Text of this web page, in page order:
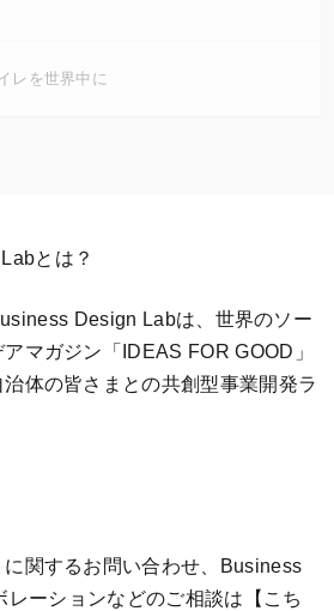
レを世界中に
とは？
Design Labは、世界のソー
マガジン「IDEAS FOR GOOD」
体の皆さまとの共創型事業開発ラ
関するお問い合わせ、Business
レーションなどのご相談は 【こち